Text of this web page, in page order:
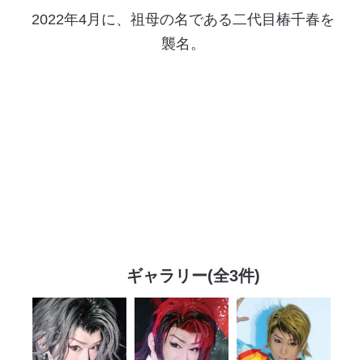
2022年4月に、祖母の名である二代目椿千春を
襲名。
ギャラリー(全3件)